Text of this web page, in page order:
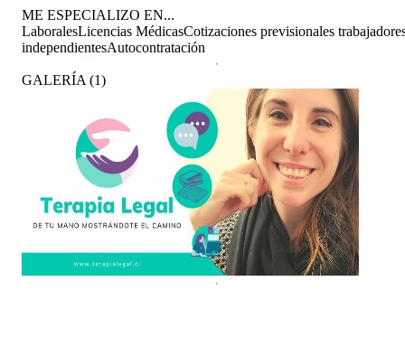
ME ESPECIALIZO EN...
LaboralesLicencias MédicasCotizaciones previsionales
independientesAutocontratación
GALERÍA (1)